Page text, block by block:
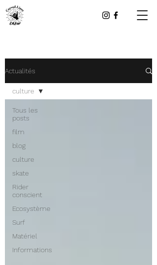
Actualités
Tous les
posts
film
blog
culture
skate
Rider
conscient
Ecosystème
Surf
Matériel
Informations
culture